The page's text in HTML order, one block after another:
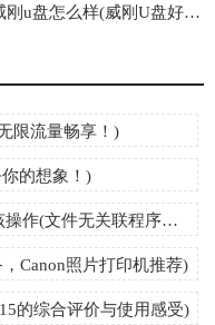
威刚u盘怎么样(威刚U盘好用吗？高性价比沉稳实用，值得推荐！)
限流量畅享！)
的想象！)
该文件没有与之关联的程序来执行该操作(文件无关联程序：无法执行操作)
Canon照片打印机推荐)
的综合评价与使用感受)